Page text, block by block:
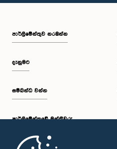
පාර්ලි‌මේන්තුව නරඹන්න
දැනුමට
සම්බන්ධ වන්න
පාර්ලි‌මේන්තුවේ මන්ත්‍රීවරු
මුල් පිටුව